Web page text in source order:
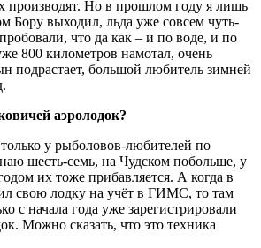
производят. Но в прошлом году я лишь
Бору выходил, льда уже совсем чуть-
что да как – и по воде, и по
800 километров намотал, очень
подрастает, большой любитель зимней
аэролодок?
у рыболовов-любителей по
шесть-семь, на Чудском побольше, у
их тоже прибавляется. А когда в
свою лодку на учёт в ГИМС, то там
с начала года уже зарегистрировали
Можно сказать, что это техника